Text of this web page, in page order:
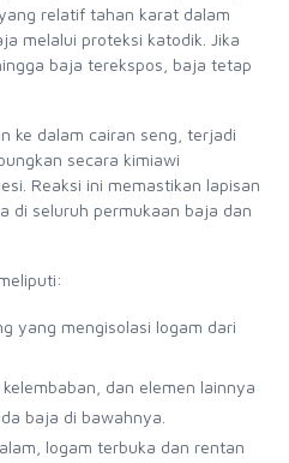
relatif tahan karat dalam
melalui proteksi katodik. Jika
baja terekspos, baja tetap
ke dalam cairan seng, terjadi
secara kimiawi
Reaksi ini memastikan lapisan
di seluruh permukaan baja dan
yang mengisolasi logam dari
dan elemen lainnya
baja di bawahnya.
logam terbuka dan rentan